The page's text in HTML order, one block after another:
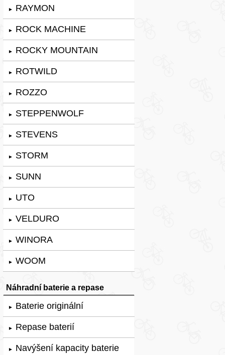
► RAYMON
► ROCK MACHINE
► ROCKY MOUNTAIN
► ROTWILD
► ROZZO
► STEPPENWOLF
► STEVENS
► STORM
► SUNN
► UTO
► VELDURO
► WINORA
► WOOM
Náhradní baterie a repase
► Baterie originální
► Repase baterií
► Navýšení kapacity baterie